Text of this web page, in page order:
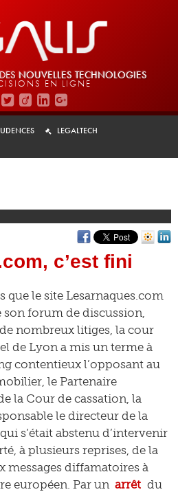
NOUVELLES TECHNOLOGIES
EN LIGNE
LEGALTECH
c’est fini
que le site Lesarnaques.com
son forum de discussion,
nombreux litiges, la cour
de Lyon a mis un terme à
contentieux l’opposant au
le Partenaire
la Cour de cassation, la
le directeur de la
s’était abstenu d’intervenir
à plusieurs reprises, de la
diffamatoires à
européen. Par un arrêt du